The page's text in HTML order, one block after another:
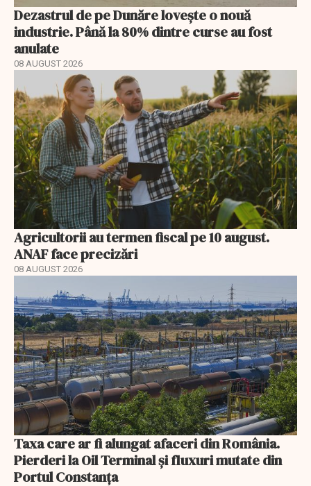
Dezastrul de pe Dunăre lovește o nouă
industrie. Până la 80% dintre curse au fost
anulate
08 AUGUST 2026
Agricultorii au termen fiscal pe 10 august.
ANAF face precizări
08 AUGUST 2026
Taxa care ar fi alungat afaceri din România.
Pierderi la Oil Terminal și fluxuri mutate din
Portul Constanța